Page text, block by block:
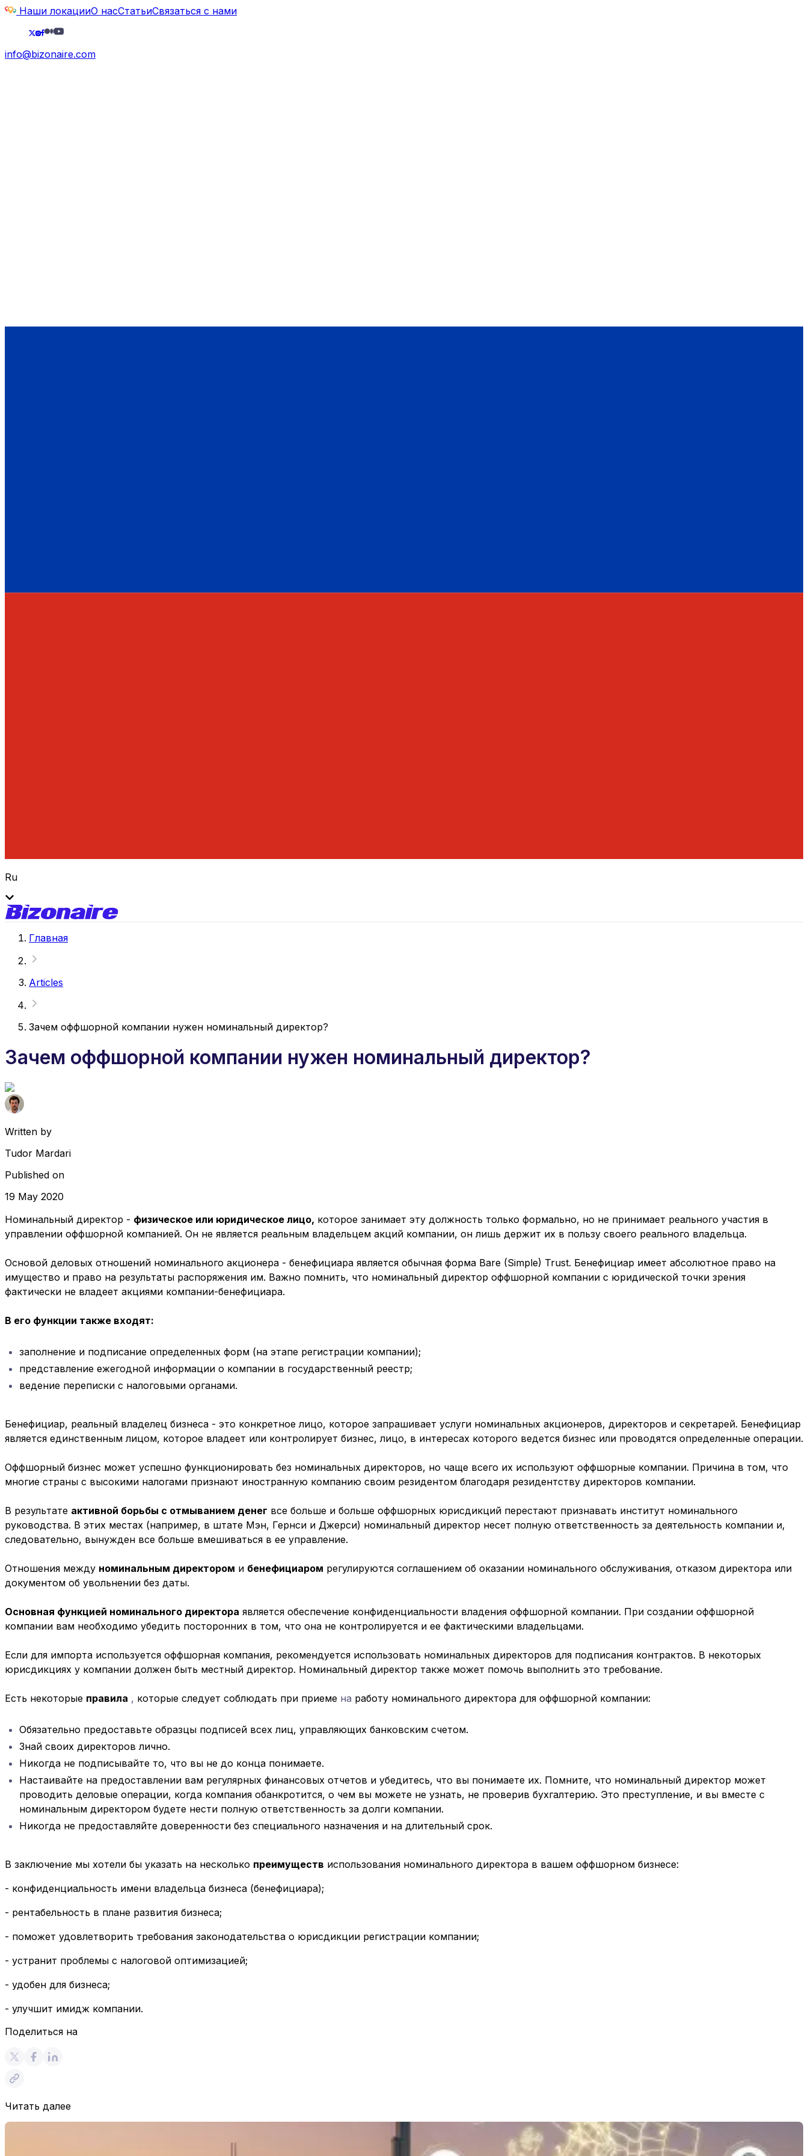
Наши локацииО насСтатьиСвязаться с нами
info@bizonaire.com
Ru
Главная
Articles
Зачем оффшорной компании нужен номинальный директор?
Зачем оффшорной компании нужен номинальный директор?
Written by
Tudor Mardari
Published on
19 May 2020
Номинальный директор - физическое или юридическое лицо, которое занимает эту должность только формально, но не принимает реального участия в
управлении оффшорной компанией. Он не является реальным владельцем акций компании, он лишь держит их в пользу своего реального владельца.
Основой деловых отношений номинального акционера - бенефициара является обычная форма Bare (Simple) Trust. Бенефициар имеет абсолютное право на
имущество и право на результаты распоряжения им. Важно помнить, что номинальный директор оффшорной компании с юридической точки зрения
фактически не владеет акциями компании-бенефициара.
В его функции также входят:
заполнение и подписание определенных форм (на этапе регистрации компании);
представление ежегодной информации о компании в государственный реестр;
ведение переписки с налоговыми органами.
Бенефициар, реальный владелец бизнеса - это конкретное лицо, которое запрашивает услуги номинальных акционеров, директоров и секретарей. Бенефициар
является единственным лицом, которое владеет или контролирует бизнес, лицо, в интересах которого ведется бизнес или проводятся определенные операции.
Оффшорный бизнес может успешно функционировать без номинальных директоров, но чаще всего их используют оффшорные компании. Причина в том, что
многие страны с высокими налогами признают иностранную компанию своим резидентом благодаря резидентству директоров компании.
В результате активной борьбы с отмыванием денег все больше и больше оффшорных юрисдикций перестают признавать институт номинального
руководства. В этих местах (например, в штате Мэн, Гернси и Джерси) номинальный директор несет полную ответственность за деятельность компании и,
следовательно, вынужден все больше вмешиваться в ее управление.
Отношения между номинальным директором и бенефициаром регулируются соглашением об оказании номинального обслуживания, отказом директора или
документом об увольнении без даты.
Основная функцией номинального директора является обеспечение конфиденциальности владения оффшорной компании. При создании оффшорной
компании вам необходимо убедить посторонних в том, что она не контролируется и ее фактическими владельцами.
Если для импорта используется оффшорная компания, рекомендуется использовать номинальных директоров для подписания контрактов. В некоторых
юрисдикциях у компании должен быть местный директор. Номинальный директор также может помочь выполнить это требование.
Есть некоторые правила , которые следует соблюдать при приеме на работу номинального директора для оффшорной компании:
Обязательно предоставьте образцы подписей всех лиц, управляющих банковским счетом.
Знай своих директоров лично.
Никогда не подписывайте то, что вы не до конца понимаете.
Настаивайте на предоставлении вам регулярных финансовых отчетов и убедитесь, что вы понимаете их. Помните, что номинальный директор может
проводить деловые операции, когда компания обанкротится, о чем вы можете не узнать, не проверив бухгалтерию. Это преступление, и вы вместе с
номинальным директором будете нести полную ответственность за долги компании.
Никогда не предоставляйте доверенности без специального назначения и на длительный срок.
В заключение мы хотели бы указать на несколько преимуществ использования номинального директора в вашем оффшорном бизнесе:
- конфиденциальность имени владельца бизнеса (бенефициара);
- рентабельность в плане развития бизнеса;
- поможет удовлетворить требования законодательства о юрисдикции регистрации компании;
- устранит проблемы с налоговой оптимизацией;
- удобен для бизнеса;
- улучшит имидж компании.
Поделиться на
Читать далее